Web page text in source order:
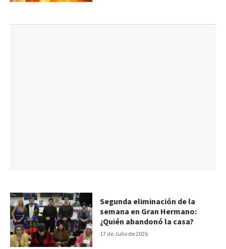
17 de Julio de 2026
Segunda eliminación de la
semana en Gran Hermano:
¿Quién abandonó la casa?